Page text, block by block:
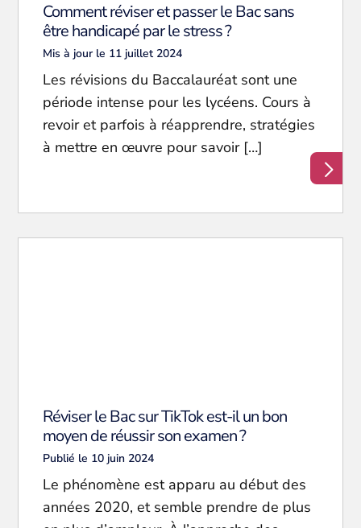
Comment réviser et passer le Bac sans
être handicapé par le stress ?
Mis à jour le 11 juillet 2024
Les révisions du Baccalauréat sont une
période intense pour les lycéens. Cours à
revoir et parfois à réapprendre, stratégies
à mettre en œuvre pour savoir […]
Réviser le Bac sur TikTok est-il un bon
moyen de réussir son examen ?
Publié le 10 juin 2024
Le phénomène est apparu au début des
années 2020, et semble prendre de plus